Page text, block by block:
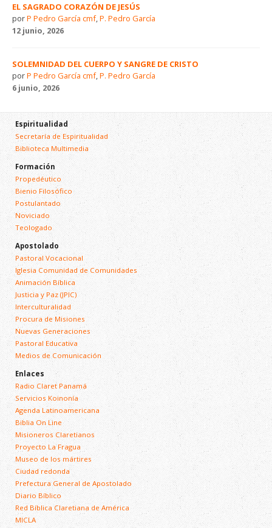
EL SAGRADO CORAZÓN DE JESÚS
porP Pedro García cmf,P. Pedro García
12 junio, 2026
SOLEMNIDAD DEL CUERPO Y SANGRE DE CRISTO
porP Pedro García cmf,P. Pedro García
6 junio, 2026
Espiritualidad
Secretaría de Espiritualidad
Biblioteca Multimedia
Formación
Propedéutico
Bienio Filosófico
Postulantado
Noviciado
Teologado
Apostolado
Pastoral Vocacional
Iglesia Comunidad de Comunidades
Animación Bíblica
Justicia y Paz (JPIC)
Interculturalidad
Procura de Misiones
Nuevas Generaciones
Pastoral Educativa
Medios de Comunicación
Enlaces
Radio Claret Panamá
Servicios Koinonía
Agenda Latinoamericana
Biblia On Line
Misioneros Claretianos
Proyecto La Fragua
Museo de los mártires
Ciudad redonda
Prefectura General de Apostolado
Diario Bíblico
Red Bíblica Claretiana de América
MICLA